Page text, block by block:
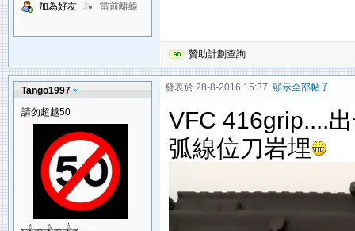
加為好友
當前離線
贊助計劃查詢
Tango1997
請勿超越50
發表於 28-8-2016 15:37 顯示全部帖子
VFC 416grip....
弧線位刀岩埋